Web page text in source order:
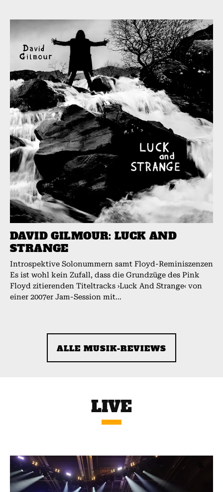
DAVID GILMOUR: LUCK AND
STRANGE
Introspektive Solonummern samt Floyd-Reminiszenzen
Es ist wohl kein Zufall, dass die Grundzüge des Pink
Floyd zitierenden Titeltracks ›Luck And Strange‹ von
einer 2007er Jam-Session mit...
ALLE MUSIK-REVIEWS
LIVE